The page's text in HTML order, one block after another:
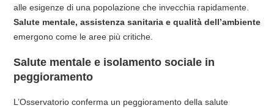
alle esigenze di una popolazione che invecchia rapidamente.
Salute mentale, assistenza sanitaria e qualità dell’ambiente
emergono come le aree più critiche.
Salute mentale e isolamento sociale in
peggioramento
L’Osservatorio conferma un peggioramento della salute